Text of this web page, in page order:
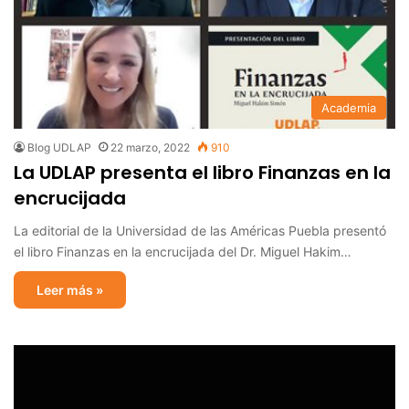
Academia
Blog UDLAP 22 marzo, 2022 910
La UDLAP presenta el libro Finanzas en la
encrucijada
La editorial de la Universidad de las Américas Puebla presentó
el libro Finanzas en la encrucijada del Dr. Miguel Hakim…
Leer más »